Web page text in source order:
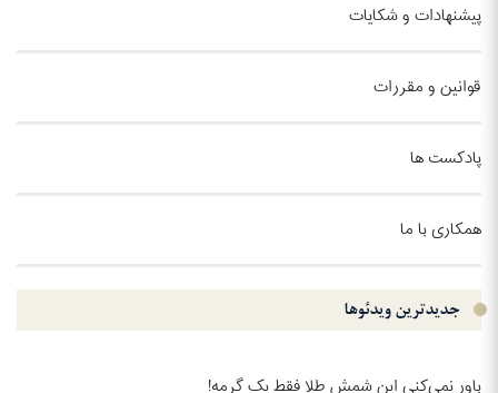
پیشنهادات و شکایات
قوانین و مقررات
پادکست ها
همکاری با ما
جدیدترین ویدئو‌ها
باور نمی‌کنی این شمش طلا فقط یک گرمه!